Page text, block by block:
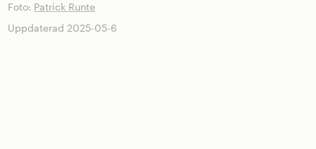
Foto: Patrick Runte
Uppdaterad 2025-05-6